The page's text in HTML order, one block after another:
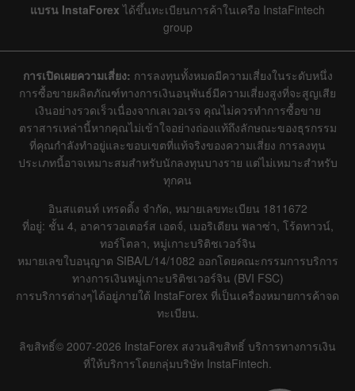
แบรน InstaForex ได้ขึ้นทะเบียนการค้าในเครือ InstaFintech
group
การเปิดเผยความเสี่ยง: การลงทุนทั้งหมดมีความเสี่ยงในระดับหนึ่ง
การซื้อขายผลิตภัณฑ์ทางการเงินอนุพันธ์มีความเสี่ยงสูงที่จะสูญเสีย
เงินอย่างรวดเร็วเนื่องจากเลเวอเรจ คุณไม่ควรทำการซื้อขาย
ตราสารเหล่านี้หากคุณไม่เข้าใจอย่างถ่องแท้ถึงลักษณะของธุรกรรม
ที่คุณกำลังทำอยู่และขอบเขตที่แท้จริงของความเสี่ยง การลงทุน
ประเภทนี้อาจเหมาะสมสำหรับนักลงทุนบางราย แต่ไม่เหมาะสำหรับ
ทุกคน
อินสแตนท์ เทรดดิ้ง จำกัด, หมายเลขทะเบียน 1811672
ที่อยู่: ชั้น 4, อาคารวอเตอร์ส เอดจ์, เมอริเดียน พลาซ่า, โร้ดทาวน์,
ทอร์โตลา, หมู่เกาะบริติชเวอร์จิน
หมายเลขใบอนุญาต SIBA/L/14/1082 ออกโดยคณะกรรมการบริการ
ทางการเงินหมู่เกาะบริติชเวอร์จิน (BVI FSC)
การบริการต่างๆได้อยู่ภายใต้ InstaForex ที่เป็นเครื่องหมายการค้าจด
ทะเบียน.
ลิขสิทธิ์© 2007-2026 InstaForex สงวนลิขสิทธิ์ บริการทางการเงิน
ที่ให้บริการโดยกลุ่มบริษัท InstaFintech.